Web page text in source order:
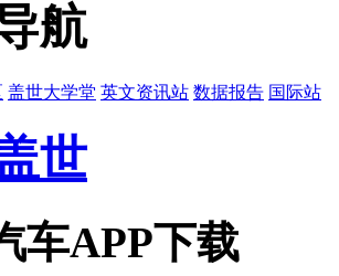
航
盖世大学堂 英文资讯站 数据报告 国际站
世
车APP下载